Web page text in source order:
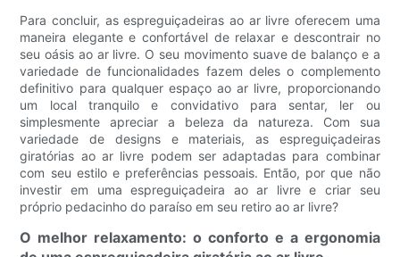
Para concluir, as espreguiçadeiras ao ar livre oferecem uma
maneira elegante e confortável de relaxar e descontrair no
seu oásis ao ar livre. O seu movimento suave de balanço e a
variedade de funcionalidades fazem deles o complemento
definitivo para qualquer espaço ao ar livre, proporcionando
um local tranquilo e convidativo para sentar, ler ou
simplesmente apreciar a beleza da natureza. Com sua
variedade de designs e materiais, as espreguiçadeiras
giratórias ao ar livre podem ser adaptadas para combinar
com seu estilo e preferências pessoais. Então, por que não
investir em uma espreguiçadeira ao ar livre e criar seu
próprio pedacinho do paraíso em seu retiro ao ar livre?
O melhor relaxamento: o conforto e a ergonomia